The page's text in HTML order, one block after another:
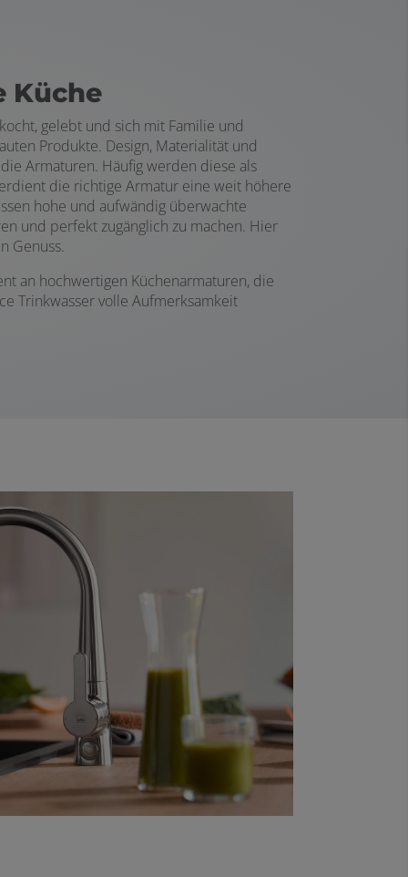
Küche
gelebt und sich mit Familie und
Produkte. Design, Materialität und
Armaturen. Häufig werden diese als
die richtige Armatur eine weit höhere
hohe und aufwändig überwachte
und perfekt zugänglich zu machen. Hier
Genuss.
an hochwertigen Küchenarmaturen, die
Trinkwasser volle Aufmerksamkeit